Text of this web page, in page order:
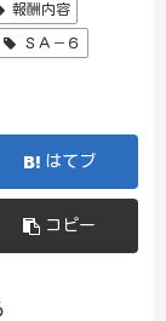
報酬内容
ＳＡ－６
はてブ
コピー